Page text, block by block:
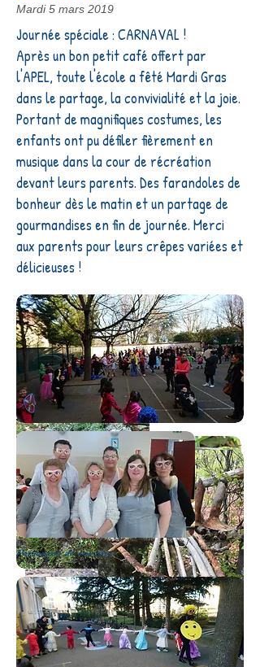
Mardi 5 mars 2019
Journée spéciale : CARNAVAL !
Après un bon petit café offert par
l'APEL, toute l'école a fêté Mardi Gras
dans le partage, la convivialité et la joie.
Portant de magnifiques costumes, les
enfants ont pu défiler fièrement en
musique dans la cour de récréation
devant leurs parents. Des farandoles de
bonheur dès le matin et un partage de
gourmandises en fin de journée. Merci
aux parents pour leurs crêpes variées et
délicieuses !
Personnel de cantine